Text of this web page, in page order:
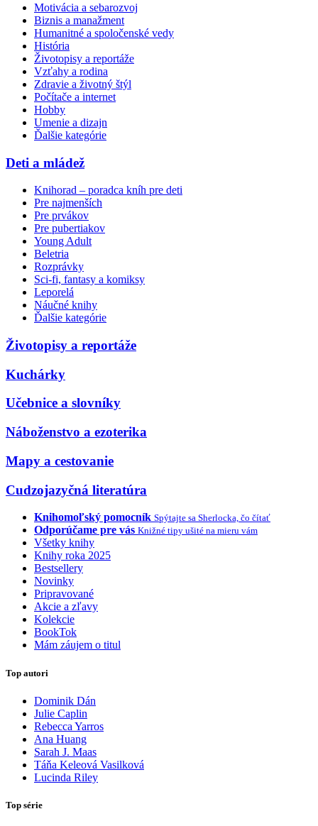
Motivácia a sebarozvoj
Biznis a manažment
Humanitné a spoločenské vedy
História
Životopisy a reportáže
Vzťahy a rodina
Zdravie a životný štýl
Počítače a internet
Hobby
Umenie a dizajn
Ďalšie kategórie
Deti a mládež
Knihorad – poradca kníh pre deti
Pre najmenších
Pre prvákov
Pre pubertiakov
Young Adult
Beletria
Rozprávky
Sci-fi, fantasy a komiksy
Leporelá
Náučné knihy
Ďalšie kategórie
Životopisy a reportáže
Kuchárky
Učebnice a slovníky
Náboženstvo a ezoterika
Mapy a cestovanie
Cudzojazyčná literatúra
Knihomoľský pomocník Spýtajte sa Sherlocka, čo čítať
Odporúčame pre vás Knižné tipy ušité na mieru vám
Všetky knihy
Knihy roka 2025
Bestsellery
Novinky
Pripravované
Akcie a zľavy
Kolekcie
BookTok
Mám záujem o titul
Top autori
Dominik Dán
Julie Caplin
Rebecca Yarros
Ana Huang
Sarah J. Maas
Táňa Keleová Vasilková
Lucinda Riley
Top série